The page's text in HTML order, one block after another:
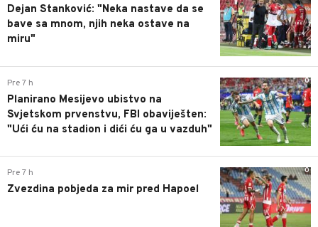
Dejan Stanković: "Neka nastave da se
bave sa mnom, njih neka ostave na
miru"
0
Pre 7 h
Planirano Mesijevo ubistvo na
Svjetskom prvenstvu, FBI obaviješten:
"Ući ću na stadion i dići ću ga u vazduh"
0
Pre 7 h
Zvezdina pobjeda za mir pred Hapoel